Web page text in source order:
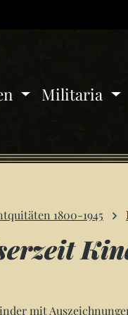
Militaria
1800-1945